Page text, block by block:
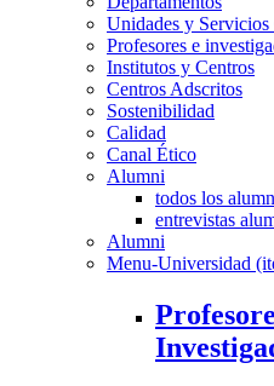
Unidades y Servicios
Profesores e
Institutos y Centros
Centros Adscritos
Sostenibilidad
Calidad
Canal Ético
Alumni
todos los
entrevistas
Alumni
Menu-Universidad